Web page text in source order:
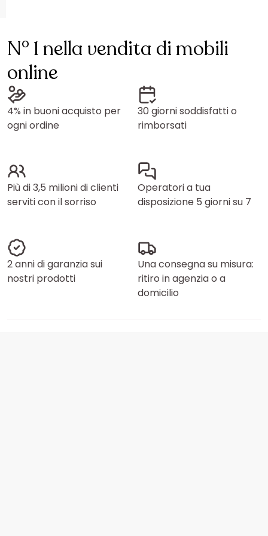
N° 1 nella vendita di mobili
online
4% in buoni acquisto per
ogni ordine
30 giorni soddisfatti o
rimborsati
Più di 3,5 milioni di clienti
serviti con il sorriso
Operatori a tua
disposizione 5 giorni su 7
2 anni di garanzia sui
nostri prodotti
Una consegna su misura:
ritiro in agenzia o a
domicilio